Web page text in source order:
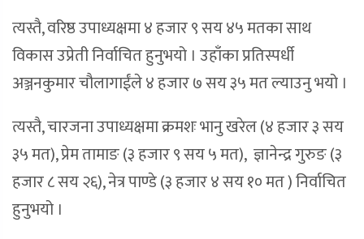
त्यस्तै, वरिष्ठ उपाध्यक्षमा ४ हजार ९ सय ४५ मतका साथ
विकास उप्रेती निर्वाचित हुनुभयो । उहाँका प्रतिस्पर्धी
अञ्जनकुमार चौलागाईंले ४ हजार ७ सय ३५ मत ल्याउनु भयो ।
त्यस्तै, चारजना उपाध्यक्षमा क्रमशः भानु खरेल (४ हजार ३ सय
३५ मत), प्रेम तामाङ (३ हजार ९ सय ५ मत), ज्ञानेन्द्र गुरुङ (३
हजार ८ सय २६), नेत्र पाण्डे (३ हजार ४ सय १० मत ) निर्वाचित
हुनुभयो ।